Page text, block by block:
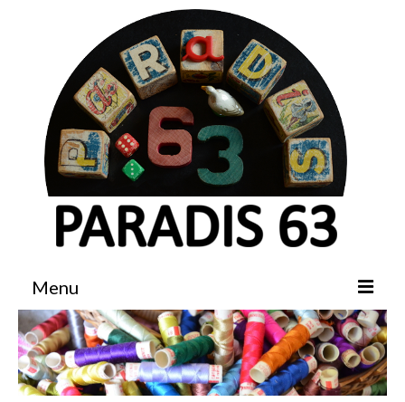
Menu
Accueil
Boutique